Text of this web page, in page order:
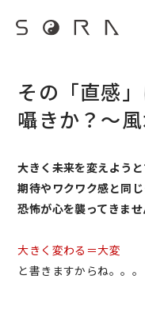
宙
その「直感
囁きか？～
大きく未来を変えようと
期待やワクワク感と同じ
恐怖が心を襲ってきませ
大きく変わる＝大変
と書きますからね。。。